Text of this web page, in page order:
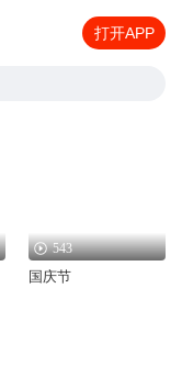
打开APP
543
国庆节